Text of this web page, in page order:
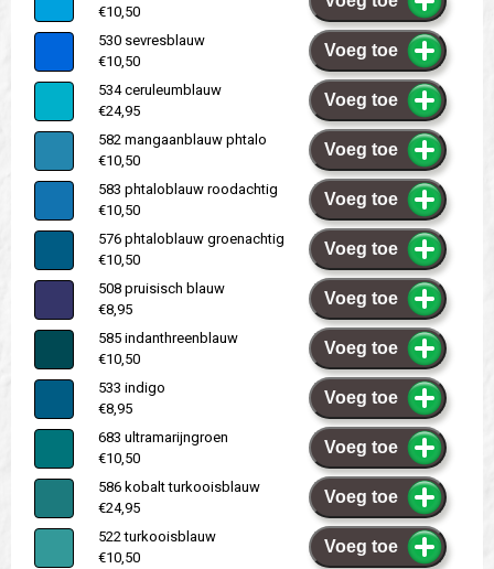
€10,50
530 sevresblauw
€10,50
Voeg toe
534 ceruleumblauw
€24,95
Voeg toe
582 mangaanblauw phtalo
€10,50
Voeg toe
583 phtaloblauw roodachtig
€10,50
Voeg toe
576 phtaloblauw groenachtig
€10,50
Voeg toe
508 pruisisch blauw
€8,95
Voeg toe
585 indanthreenblauw
€10,50
Voeg toe
533 indigo
€8,95
Voeg toe
683 ultramarijngroen
€10,50
Voeg toe
586 kobalt turkooisblauw
€24,95
Voeg toe
522 turkooisblauw
€10,50
Voeg toe